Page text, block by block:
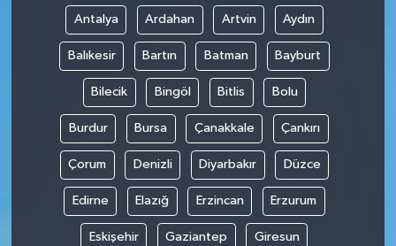
Antalya Ardahan Artvin Aydın
Balıkesir Bartın Batman Bayburt
Bilecik Bingöl Bitlis Bolu
Burdur Bursa Çanakkale Çankırı
Çorum Denizli Diyarbakır Düzce
Edirne Elazığ Erzincan Erzurum
Eskişehir Gaziantep Giresun